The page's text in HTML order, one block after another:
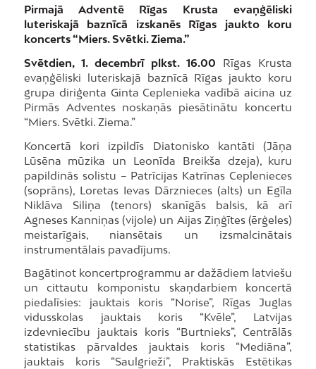
Pirmajā Adventē Rīgas Krusta evaņģēliski
luteriskajā baznīcā izskanēs Rīgas jaukto koru
koncerts “Miers. Svētki. Ziema.”
Svētdien, 1. decembrī plkst. 16.00 Rīgas Krusta
evaņģēliski luteriskajā baznīcā Rīgas jaukto koru
grupa diriģenta Ginta Ceplenieka vadībā aicina uz
Pirmās Adventes noskaņās piesātinātu koncertu
“Miers. Svētki. Ziema.”
Koncertā kori izpildīs Diatonisko kantāti (Jāņa
Lūsēna mūzika un Leonīda Breikša dzeja), kuru
papildinās solistu – Patrīcijas Katrīnas Ceplenieces
(soprāns), Loretas Ievas Dārznieces (alts) un Egīla
Niklāva Siliņa (tenors) skanīgās balsis, kā arī
Agneses Kanniņas (vijole) un Aijas Ziņģītes (ērģeles)
meistarīgais, niansētais un izsmalcinātais
instrumentālais pavadījums.
Bagātinot koncertprogrammu ar dažādiem latviešu
un cittautu komponistu skaņdarbiem koncertā
piedalīsies: jauktais koris “Norise”, Rīgas Juglas
vidusskolas jauktais koris “Kvēle”, Latvijas
izdevniecību jauktais koris “Burtnieks”, Centrālās
statistikas pārvaldes jauktais koris “Mediāna”,
jauktais koris “Saulgrieži”, Praktiskās Estētikas